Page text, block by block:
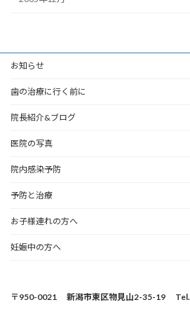
お知らせ
歯の治療に行く前に
院長紹介&ブログ
医院の写真
院内感染予防
予防と治療
お子様連れの方へ
妊娠中の方へ
〒950-0021 新潟市東区物見山2-35-19 Tel.